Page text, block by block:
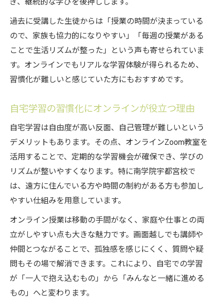
過去に受講した生徒からは「授業の時間が決まっている
ので、家族も協力的になりやすい」「毎週の授業がある
ことで生活リズムが整った」という声も寄せられていま
す。オンラインでもリアルな学習体験が得られるため、
習慣化が難しいと感じていた方にもおすすめです。
自宅学習の習慣化にオンラインが役立つ理由
自宅学習は自由度が高い反面、自己管理が難しいという
デメリットもあります。その点、オンラインZoom教室を
活用することで、定期的な学習機会が確保でき、学びの
リズムが整いやすくなります。特に南学院宇都宮校で
は、遠方に住んでいる方や時間の制約がある方も参加し
やすい仕組みを用意しています。
オンライン授業は移動の手間がなく、家庭や仕事との両
立がしやすい点も大きな魅力です。画面越しでも講師や
仲間とつながることで、孤独感を感じにくく、質問や疑
問もその場で解消できます。これにより、自宅での学習
が「一人で抱え込むもの」から「みんなと一緒に進める
もの」へと変わります。